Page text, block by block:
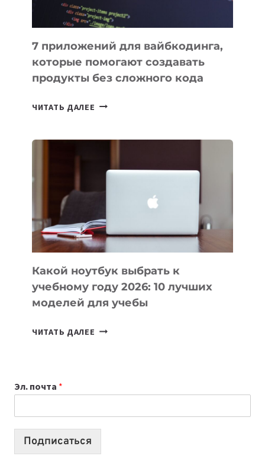
ДЛЯ
КОТОРЫЕ
ПОМОГАЮТ
СОЗДАВАТЬ
БЕЗ
КОДА
Какой ноутбук выбрать к
учебному году 2026: 10 лучших
моделей для учебы
ЧИТАТЬ ДАЛЕЕ
НОУТБУК
ВЫБРАТЬ
УЧЕБНОМУ
ГОДУ
2026:
ЛУЧШИХ
Эл. почта*
Подписаться